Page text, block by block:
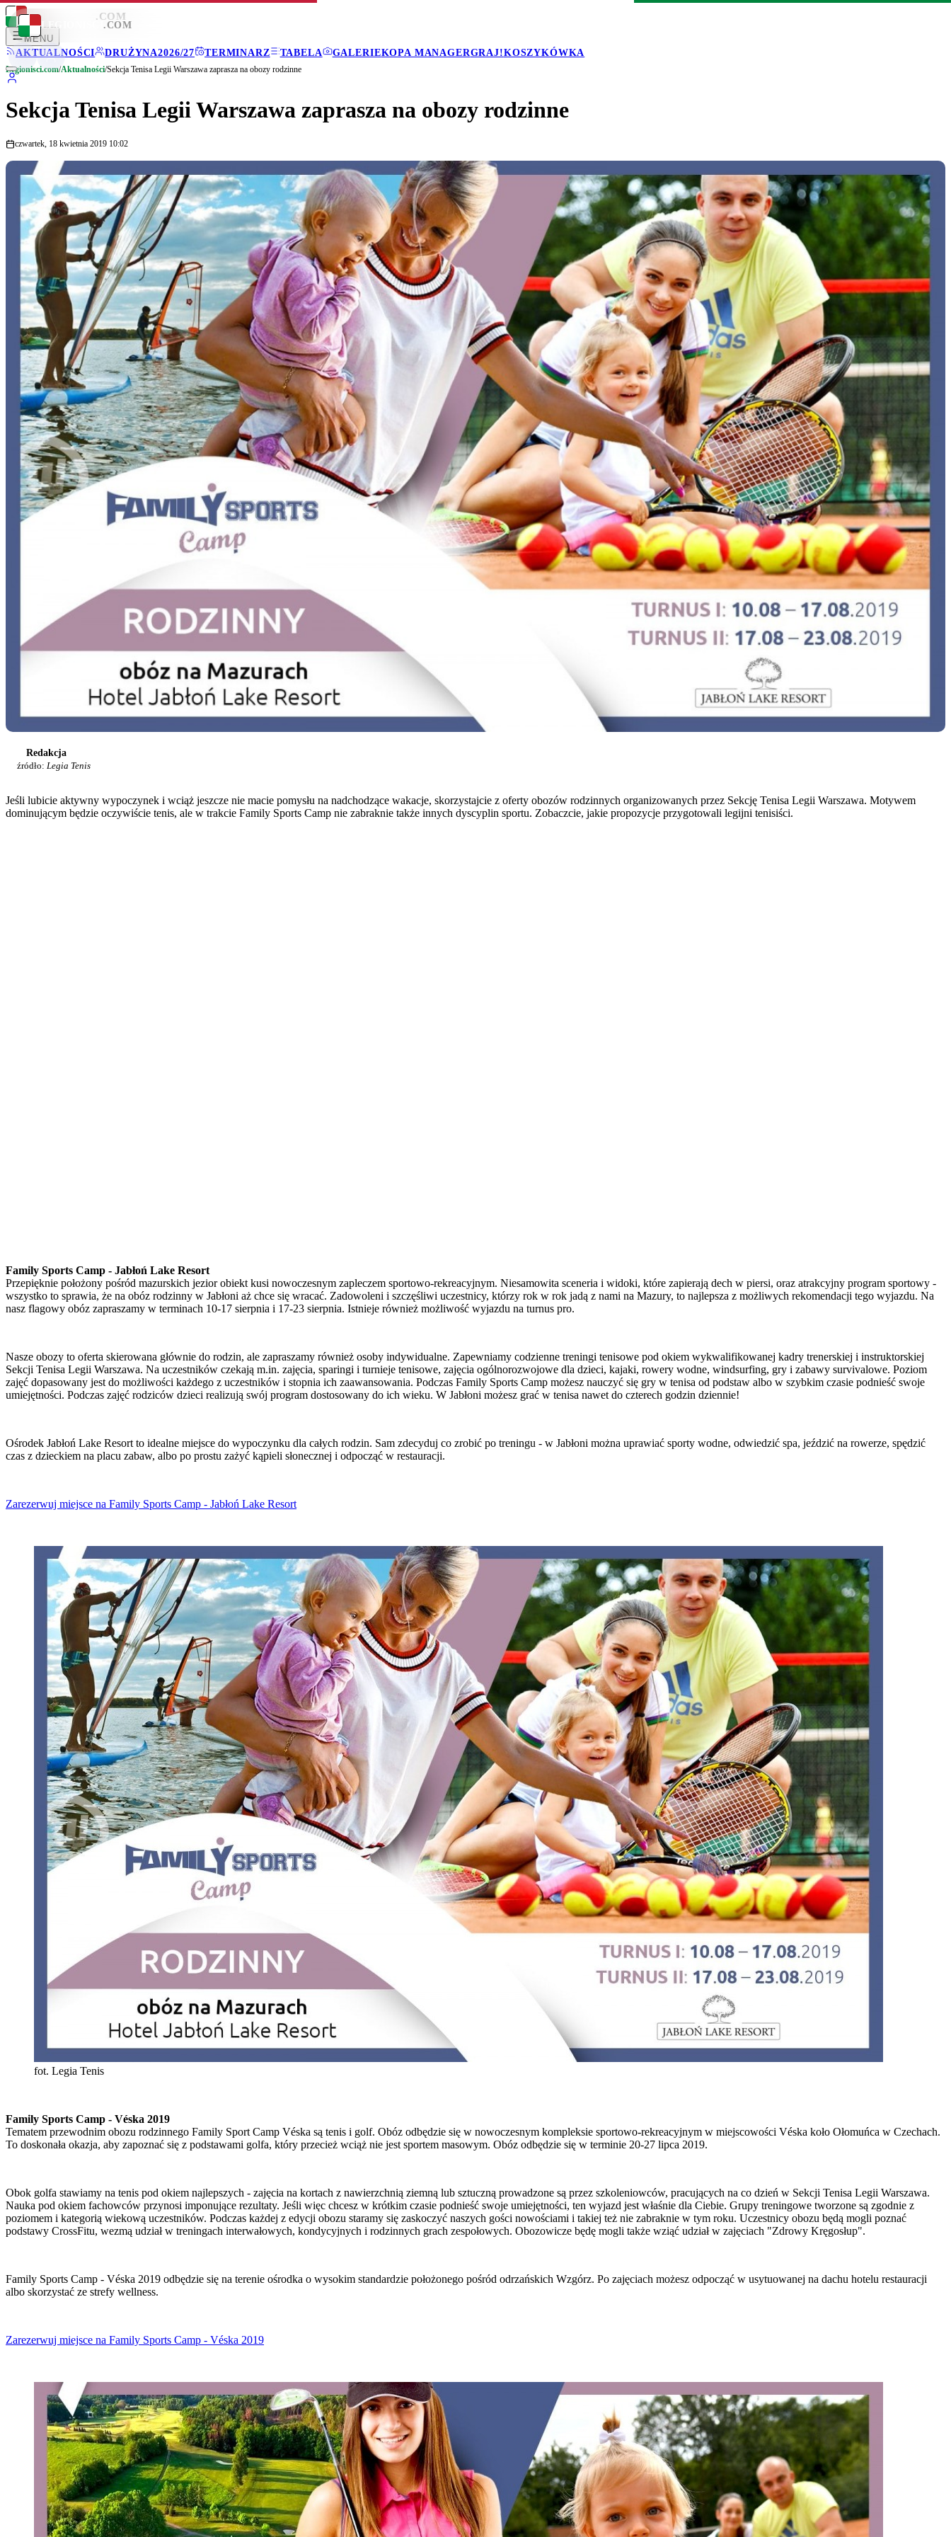
LEGIONISCI .COM
MENU
AKTUALNOŚCI
DRUŻYNA2026/27 TERMINARZ TABELA GALERIEKOPA MANAGERGRAJ!KOSZYKÓWKA
LEGIONISCI .COM
Legionisci.com/Aktualności/Sekcja Tenisa Legii Warszawa zaprasza na obozy rodzinne
Sekcja Tenisa Legii Warszawa zaprasza na obozy rodzinne
czwartek, 18 kwietnia 2019 10:02
Redakcja
źródło: Legia Tenis
Jeśli lubicie aktywny wypoczynek i wciąż jeszcze nie macie pomysłu na nadchodzące wakacje, skorzystajcie z oferty obozów rodzinnych organizowanych przez Sekcję Tenisa Legii Warszawa. Motywem
dominującym będzie oczywiście tenis, ale w trakcie Family Sports Camp nie zabraknie także innych dyscyplin sportu. Zobaczcie, jakie propozycje przygotowali legijni tenisiści.
Family Sports Camp - Jabłoń Lake Resort
Przepięknie położony pośród mazurskich jezior obiekt kusi nowoczesnym zapleczem sportowo-rekreacyjnym. Niesamowita sceneria i widoki, które zapierają dech w piersi, oraz atrakcyjny program sportowy -
wszystko to sprawia, że na obóz rodzinny w Jabłoni aż chce się wracać. Zadowoleni i szczęśliwi uczestnicy, którzy rok w rok jadą z nami na Mazury, to najlepsza z możliwych rekomendacji tego wyjazdu. Na
nasz flagowy obóz zapraszamy w terminach 10-17 sierpnia i 17-23 sierpnia. Istnieje również możliwość wyjazdu na turnus pro.
Nasze obozy to oferta skierowana głównie do rodzin, ale zapraszamy również osoby indywidualne. Zapewniamy codzienne treningi tenisowe pod okiem wykwalifikowanej kadry trenerskiej i instruktorskiej
Sekcji Tenisa Legii Warszawa. Na uczestników czekają m.in. zajęcia, sparingi i turnieje tenisowe, zajęcia ogólnorozwojowe dla dzieci, kajaki, rowery wodne, windsurfing, gry i zabawy survivalowe. Poziom
zajęć dopasowany jest do możliwości każdego z uczestników i stopnia ich zaawansowania. Podczas Family Sports Camp możesz nauczyć się gry w tenisa od podstaw albo w szybkim czasie podnieść swoje
umiejętności. Podczas zajęć rodziców dzieci realizują swój program dostosowany do ich wieku. W Jabłoni możesz grać w tenisa nawet do czterech godzin dziennie!
Ośrodek Jabłoń Lake Resort to idealne miejsce do wypoczynku dla całych rodzin. Sam zdecyduj co zrobić po treningu - w Jabłoni można uprawiać sporty wodne, odwiedzić spa, jeździć na rowerze, spędzić
czas z dzieckiem na placu zabaw, albo po prostu zażyć kąpieli słonecznej i odpocząć w restauracji.
Zarezerwuj miejsce na Family Sports Camp - Jabłoń Lake Resort
fot. Legia Tenis
Family Sports Camp - Véska 2019
Tematem przewodnim obozu rodzinnego Family Sport Camp Véska są tenis i golf. Obóz odbędzie się w nowoczesnym kompleksie sportowo-rekreacyjnym w miejscowości Véska koło Ołomuńca w Czechach.
To doskonała okazja, aby zapoznać się z podstawami golfa, który przecież wciąż nie jest sportem masowym. Obóz odbędzie się w terminie 20-27 lipca 2019.
Obok golfa stawiamy na tenis pod okiem najlepszych - zajęcia na kortach z nawierzchnią ziemną lub sztuczną prowadzone są przez szkoleniowców, pracujących na co dzień w Sekcji Tenisa Legii Warszawa.
Nauka pod okiem fachowców przynosi imponujące rezultaty. Jeśli więc chcesz w krótkim czasie podnieść swoje umiejętności, ten wyjazd jest właśnie dla Ciebie. Grupy treningowe tworzone są zgodnie z
poziomem i kategorią wiekową uczestników. Podczas każdej z edycji obozu staramy się zaskoczyć naszych gości nowościami i takiej też nie zabraknie w tym roku. Uczestnicy obozu będą mogli poznać
podstawy CrossFitu, wezmą udział w treningach interwałowych, kondycyjnych i rodzinnych grach zespołowych. Obozowicze będę mogli także wziąć udział w zajęciach "Zdrowy Kręgosłup".
Family Sports Camp - Véska 2019 odbędzie się na terenie ośrodka o wysokim standardzie położonego pośród odrzańskich Wzgórz. Po zajęciach możesz odpocząć w usytuowanej na dachu hotelu restauracji
albo skorzystać ze strefy wellness.
Zarezerwuj miejsce na Family Sports Camp - Véska 2019